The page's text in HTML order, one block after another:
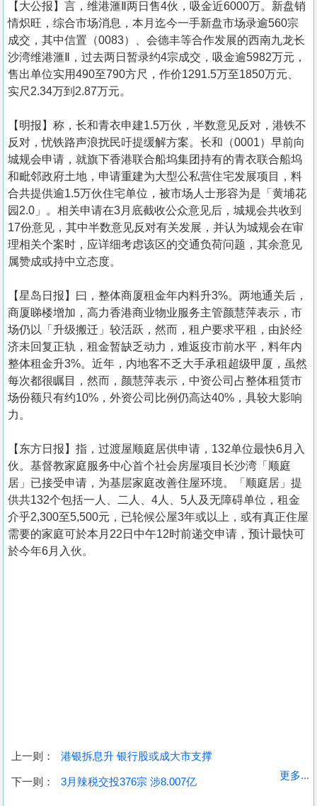
收
【大公报】言， 维港滙Ⅱ两日售4伙，吸金近6000万。新盘销
情炽旺，综合市场消息，本月迄今一手新盘市场录逾560宗
成交，其中信置（0083）、会德丰等合作发展的西南九龙长
沙湾维港滙Ⅱ，过去两日暂录约4宗成交，吸金逾5982万元，
售出单位实用490至790方尺，作价1291.5万至1850万元、
实尺2.34万到2.87万元。
【明报】称，长和青衣申建1.5万伙，半数意见反对，港铁不
反对，忧铁路声浪扰民吁提缓解方案。长和（0001）早前向
城规会申请，就旗下香港联合船坞集团持有的青衣联合船坞
和毗邻政府土地，申请重建为大型公私营住宅发展项目，料
合共提供逾1.5万伙住宅单位，被市场人士形容为是「黄埔花
园2.0」。相关申请在3月底截收公众意见后，城规会共收到
17份意见，其中半数意见反对有关发展，并认为城规会在审
理相关个案时，应详细考虑该区的交通负荷问题，其余意见
属赞成或持中立态度。
【星岛日报】曰，整体商厦租金年内料升3%。两地通关后，
商厦睇楼增加，高力香港商业物业服务主管颜慧萍表示，市
场仍以「升级搬迁」较活跃，然而，租户要求平租，由於经
济未回复正轨，租金暂缺乏动力，难返疫市前水平，料年内
整体租金升3%。近年，内地客不乏大手承租超级甲厦，虽然
每次都很瞩目，然而，颜慧萍表示，中资公司占整体租赁市
场份额只有约10%，外资公司比例仍高达40%，具较大影响
力。
【东方日报】指，过渡屋顺庭居供申请，132单位最快6月入
伙。基督教家庭服务中心首个社会房屋项目长沙湾「顺庭
居」已接受申请，为基层家庭改善住屋环境。「顺庭居」提
供共132个包括一人、二人、4人、5人及无障碍单位，租金
介乎2,300至5,500元，已轮候公屋3年或以上，或有真正住屋
需要的家庭可於本月22日中午12时前递交申请，预计最快可
於今年6月入伙。
上一则： 港银拆息升 银行股或成大市支撑
下一则： 3月辣税交投376宗 涉8.007亿
更多...